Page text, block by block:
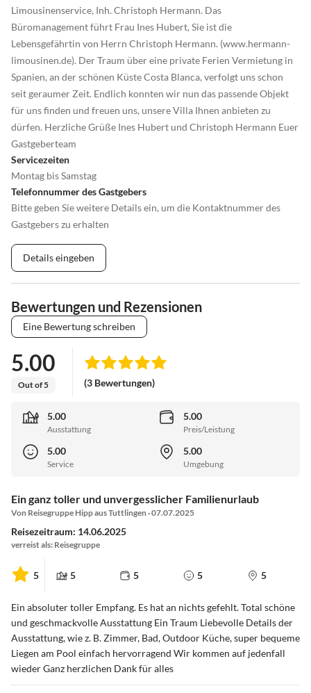
Limousinenservice, Inh. Christoph Hermann. Das
Büromanagement führt Frau Ines Hubert, Sie ist die
Lebensgefährtin von Herrn Christoph Hermann. (www.hermann-
limousinen.de). Der Traum über eine private Ferien Vermietung in
Spanien, an der schönen Küste Costa Blanca, verfolgt uns schon
seit geraumer Zeit. Endlich konnten wir nun das passende Objekt
für uns finden und freuen uns, unsere Villa Ihnen anbieten zu
dürfen. Herzliche Grüße Ines Hubert und Christoph Hermann Euer
Gastgeberteam
Servicezeiten
Montag bis Samstag
Telefonnummer des Gastgebers
Bitte geben Sie weitere Details ein, um die Kontaktnummer des
Gastgebers zu erhalten
Details eingeben
Bewertungen und Rezensionen
Eine Bewertung schreiben
5.00
Out of 5 (3 Bewertungen)
5.00
Ausstattung
5.00
Preis/Leistung
5.00
Service
5.00
Umgebung
Ein ganz toller und unvergesslicher Familienurlaub
Von Reisegruppe Hipp aus Tuttlingen · 07.07.2025
Reisezeitraum: 14.06.2025
verreist als: Reisegruppe
5 5 5 5 5
Ein absoluter toller Empfang. Es hat an nichts gefehlt. Total schöne
und geschmackvolle Ausstattung Ein Traum Liebevolle Details der
Ausstattung, wie z. B. Zimmer, Bad, Outdoor Küche, super bequeme
Liegen am Pool einfach hervorragend Wir kommen auf jedenfall
wieder Ganz herzlichen Dank für alles